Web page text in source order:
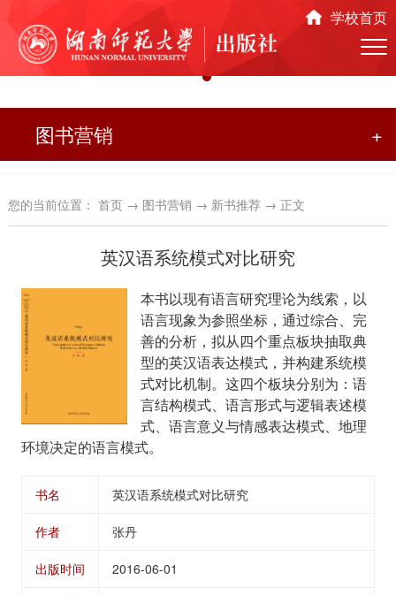
学校首页
图书营销 +
您的当前位置： 首页→ 图书营销 → 新书推荐→ 正文
英汉语系统模式对比研究
本书以现有语言研究理论为线索，以
语言现象为参照坐标，通过综合、完
善的分析，拟从四个重点板块抽取典
型的英汉语表达模式，并构建系统模
式对比机制。这四个板块分别为：语
言结构模式、语言形式与逻辑表述模
式、语言意义与情感表达模式、地理
环境决定的语言模式。
书名 英汉语系统模式对比研究
作者 张丹
出版时间 2016-06-01